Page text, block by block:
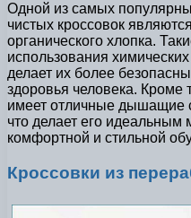
Одной из самых
чистых кроссовок
органического хлопка.
использования
делает их более
здоровья человека. Кроме
имеет отличные дышащие
что делает его идеальным
комфортной и стильной
Кроссовки из